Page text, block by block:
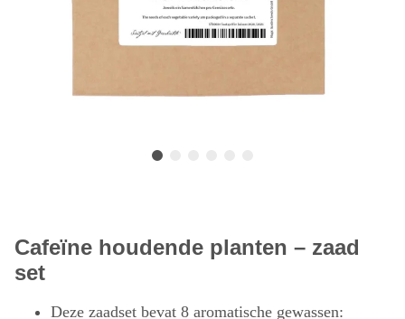
Cafeïne houdende planten – zaad
set
Deze zaadset bevat 8 aromatische gewassen: